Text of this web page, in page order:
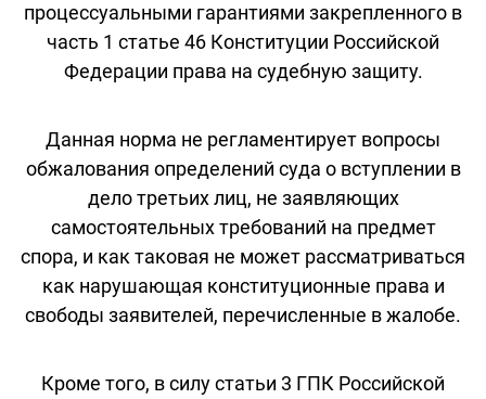
процессуальными гарантиями закрепленного в
часть 1 статье 46 Конституции Российской
Федерации права на судебную защиту.
Данная норма не регламентирует вопросы
обжалования определений суда о вступлении в
дело третьих лиц, не заявляющих
самостоятельных требований на предмет
спора, и как таковая не может рассматриваться
как нарушающая конституционные права и
свободы заявителей, перечисленные в жалобе.
Кроме того, в силу статьи 3 ГПК Российской